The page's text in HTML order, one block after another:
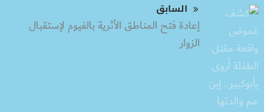
السابق
إعادة فتح المناطق الأثرية بالفيوم لإستقبال
الزوار